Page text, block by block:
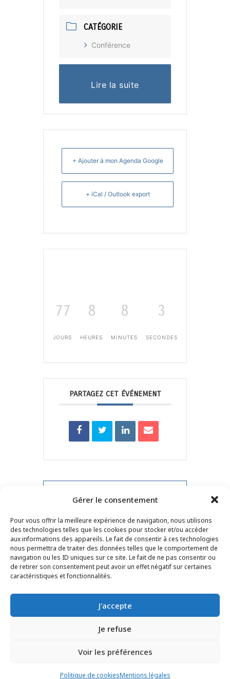
Gérer le consentement
Pour vous offrir la meilleure expérience de navigation, nous utilisons
des technologies telles que les cookies pour stocker et/ou accéder
aux informations des appareils. Le fait de consentir à ces technologies
nous permettra de traiter des données telles que le comportement de
navigation ou les ID uniques sur ce site. Le fait de ne pas consentir ou
de retirer son consentement peut avoir un effet négatif sur certaines
caractéristiques et fonctionnalités.
J'accepte
Je refuse
Voir les préférences
Politique de cookiesMentions légales
CATÉGORIE
Conférence
Lire la suite
+ Ajouter à mon Agenda Google
+ iCal / Outlook export
77
JOURS
8
HEURES
8
MINUTES
3
SECONDES
PARTAGEZ CET ÉVÉNEMENT
NXT Event
CONTACT–MENTIONS LÉGALES
© 2025 – FRÉDÉRIC LENOIR – TOUS DROITS RÉSERVÉS